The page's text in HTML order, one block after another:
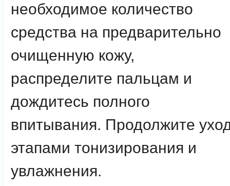
необходимое количество
средства на предварительно
очищенную кожу,
распределите пальцам и
дождитесь полного
впитывания. Продолжите
этапами тонизирования и
увлажнения.